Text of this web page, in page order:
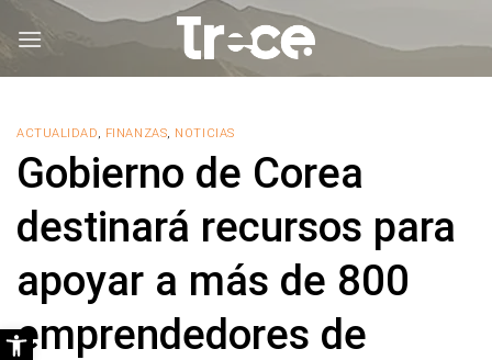
ACTUALIDAD, FINANZAS, NOTICIAS
Gobierno de Corea
destinará recursos para
apoyar a más de 800
emprendedores de
Abrir barra de herramientas